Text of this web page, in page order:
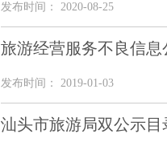
发布时间： 2020-08-25
旅游经营服务不良信息
发布时间： 2019-01-03
汕头市旅游局双公示目